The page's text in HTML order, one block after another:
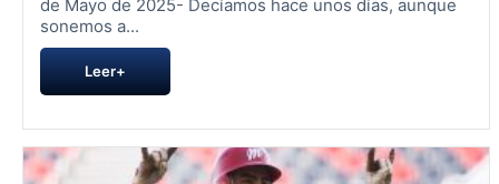
de Mayo de 2025- Decíamos hace unos días, aunque
sonemos a...
Leer+